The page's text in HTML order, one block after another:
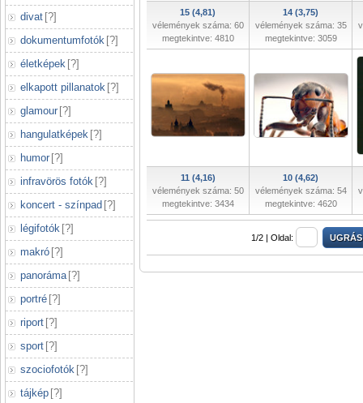
divat [?]
dokumentumfotók [?]
életképek [?]
elkapott pillanatok [?]
glamour [?]
hangulatképek [?]
humor [?]
infravörös fotók [?]
koncert - színpad [?]
légifotók [?]
makró [?]
panoráma [?]
portré [?]
riport [?]
sport [?]
szociofotók [?]
tájkép [?]
15 (4,81)
vélemények száma: 60
megtekintve: 4810
14 (3,75)
vélemények száma: 35
megtekintve: 3059
11 (4,16)
vélemények száma: 50
megtekintve: 3434
10 (4,62)
vélemények száma: 54
megtekintve: 4620
1/2 | Oldal: